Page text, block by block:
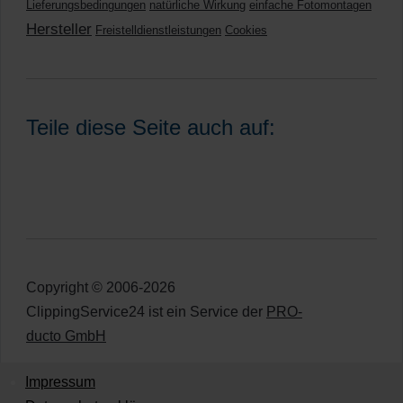
Lieferungsbedingungen natürliche Wirkung einfache Fotomontagen
Hersteller Freistelldienstleistungen Cookies
Teile diese Seite auch auf:
Copyright © 2006-2026
ClippingService24 ist ein Service der PRO-
ducto GmbH
Impressum